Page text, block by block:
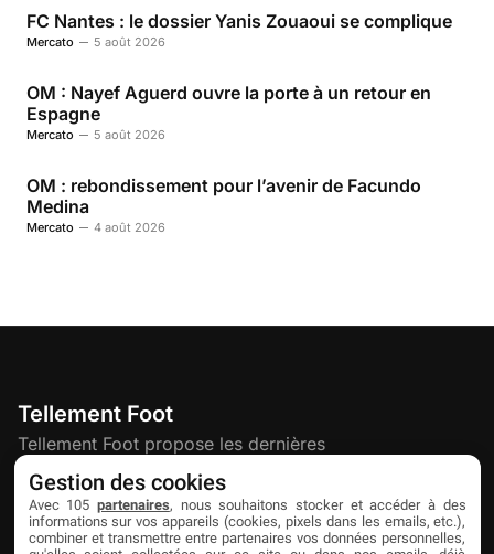
FC Nantes : le dossier Yanis Zouaoui se complique
Mercato 5 août 2026
OM : Nayef Aguerd ouvre la porte à un retour en
Espagne
Mercato 5 août 2026
OM : rebondissement pour l’avenir de Facundo
Medina
Mercato 4 août 2026
Tellement Foot
Tellement Foot propose les dernières
actualités et nouveautés créatives dédiées
au football.
Gestion des cookies
Avec 105 partenaires, nous souhaitons stocker et accéder à des
informations sur vos appareils (cookies, pixels dans les emails, etc.),
combiner et transmettre entre partenaires vos données personnelles,